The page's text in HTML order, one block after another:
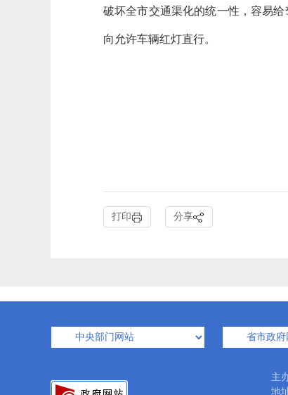
破坏全市交通渠化的统一性，容易
向允许车辆红灯直行。
打印 分享
主
地